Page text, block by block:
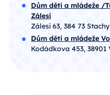
Dům dětí a mládeže /
Zálesí
Zálesí 63, 384 73 Stachy
Dům dětí a mládeže
Kodádkova 453, 38901